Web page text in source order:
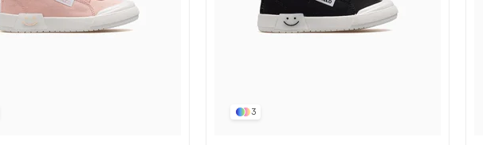
3